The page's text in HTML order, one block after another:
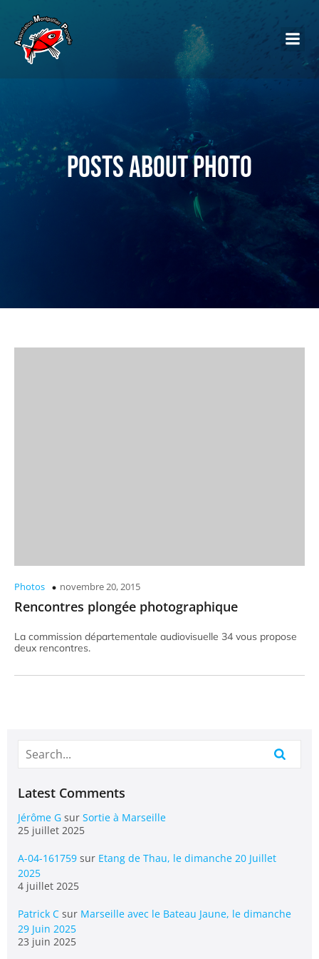
Posts about Photo
Photos novembre 20, 2015
Rencontres plongée photographique
La commission départementale audiovisuelle 34 vous propose
deux rencontres.
Latest Comments
Jérôme G sur Sortie à Marseille
25 juillet 2025
A-04-161759 sur Etang de Thau, le dimanche 20 Juillet
2025
4 juillet 2025
Patrick C sur Marseille avec le Bateau Jaune, le dimanche
29 Juin 2025
23 juin 2025